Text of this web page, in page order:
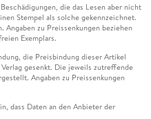
die das Lesen aber nicht
Stempel als solche gekennzeichnet.
zu Preissenkungen beziehen
Exemplars.
die Preisbindung dieser Artikel
gesenkt. Die jeweils zutreffende
Angaben zu Preissenkungen
dass Daten an den Anbieter der